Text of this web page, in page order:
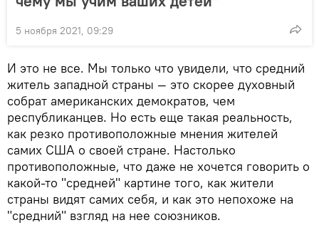
5 ноября 2021, 09:29
И это не все. Мы только что увидели, что средний
житель западной страны — это скорее духовный
собрат американских демократов, чем
республиканцев. Но есть еще такая реальность,
как резко противоположные мнения жителей
самих США о своей стране. Настолько
противоположные, что даже не хочется говорить о
какой-то "средней" картине того, как жители
страны видят самих себя, и как это непохоже на
"средний" взгляд на нее союзников.